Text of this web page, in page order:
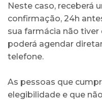
Neste caso, receberá
confirmação, 24h
sua farmácia não
poderá agendar
telefone.
As pessoas que
elegibilidade e que